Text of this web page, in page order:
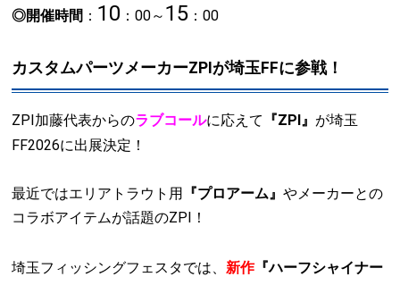
◎開催時間 ： 10 ：00～ 15 ：00
カスタムパーツメーカーZPIが埼玉FFに参戦！
ZPI加藤代表からのラブコールに応えて 『ZPI』 が埼玉
FF2026に出展決定！
最近ではエリアトラウト用 『プロアーム』やメーカーとの
コラボアイテムが話題のZPI！
埼玉フィッシングフェスタでは、新作『ハーフシャイナー